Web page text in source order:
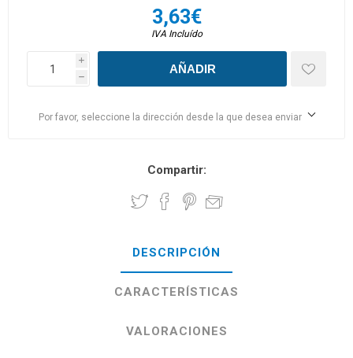
3,63€
IVA Incluído
i
h
Por favor, seleccione la dirección desde la que desea enviar
Compartir:
DESCRIPCIÓN
CARACTERÍSTICAS
VALORACIONES